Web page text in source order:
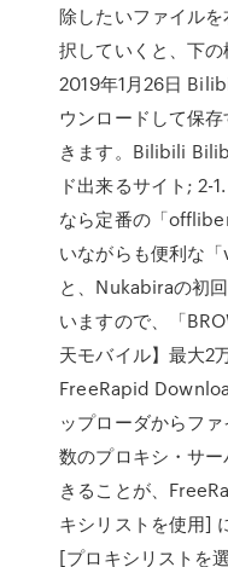
除したいファイル
択していくと、下の
2019年1月26日
ウンロードして保
きます。Bilibili
ド出来るサイト; 2-
なら定番の「
いながらも便利な
と、Nukabiraの初
いますので、「
天モバイル】最大2
FreeRapid
ップローダからフ
数のプロキシ・サ
きることが、
キシリストを使用]
[プロキシリストを